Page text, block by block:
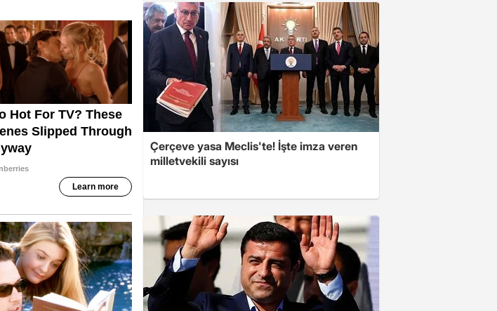
Çerçeve yasa Meclis'te! İşte imza veren
milletvekili sayısı